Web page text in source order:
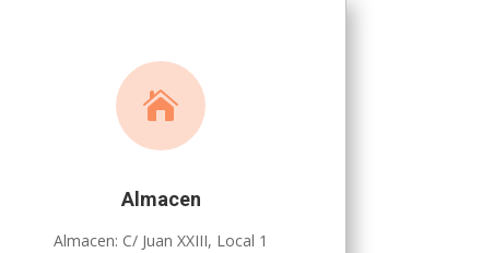

Almacen
Almacen: C/ Juan XXIII, Local 1